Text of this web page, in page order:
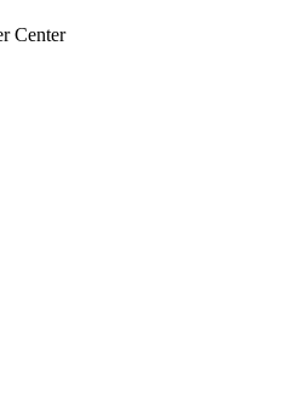
Center